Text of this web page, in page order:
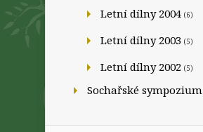
Letní dílny 2004 (6)
Letní dílny 2003 (5)
Letní dílny 2002 (5)
Sochařské sympozium